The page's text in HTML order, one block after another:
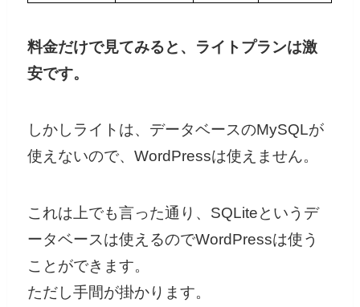
料金だけで見てみると、ライトプランは激
安です。
しかしライトは、データベースのMySQLが
使えないので、WordPressは使えません。
これは上でも言った通り、SQLiteというデ
ータベースは使えるのでWordPressは使う
ことができます。
ただし手間が掛かります。